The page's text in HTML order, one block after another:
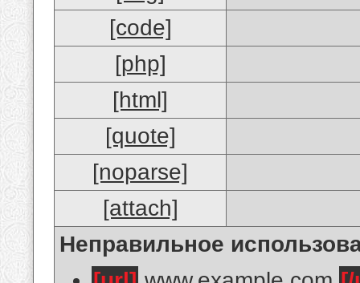
[code]
[php]
[html]
[quote]
[noparse]
[attach]
Неправильное